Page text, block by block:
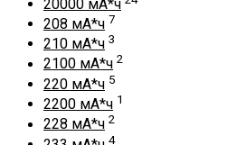
20000 мА*ч
208 мА*ч 7
210 мА*ч 3
2100 мА*ч 2
220 мА*ч 5
2200 мА*ч 1
228 мА*ч 2
4